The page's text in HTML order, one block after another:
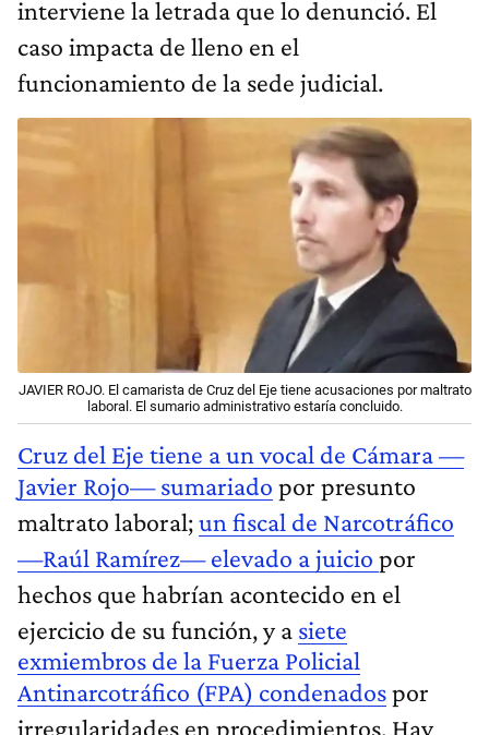
interviene la letrada que lo denunció. El
caso impacta de lleno en el
funcionamiento de la sede judicial.
JAVIER ROJO. El camarista de Cruz del Eje tiene acusaciones por maltrato
laboral. El sumario administrativo estaría concluido.
Cruz del Eje tiene a un vocal de Cámara —
Javier Rojo— sumariado por presunto
maltrato laboral;un fiscal de Narcotráfico
—Raúl Ramírez— elevado a juicio por
hechos que habrían acontecido en el
ejercicio de su función, y a siete
exmiembros de la Fuerza Policial
Antinarcotráfico (FPA) condenadospor
irregularidades en procedimientos. Hay